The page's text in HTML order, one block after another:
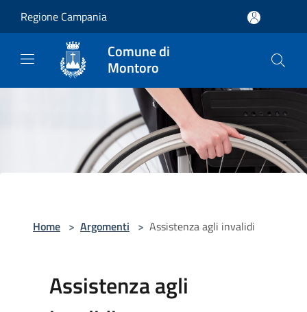
Regione Campania
Comune di
Montoro
Home > Argomenti > Assistenza agli invalidi
Assistenza agli